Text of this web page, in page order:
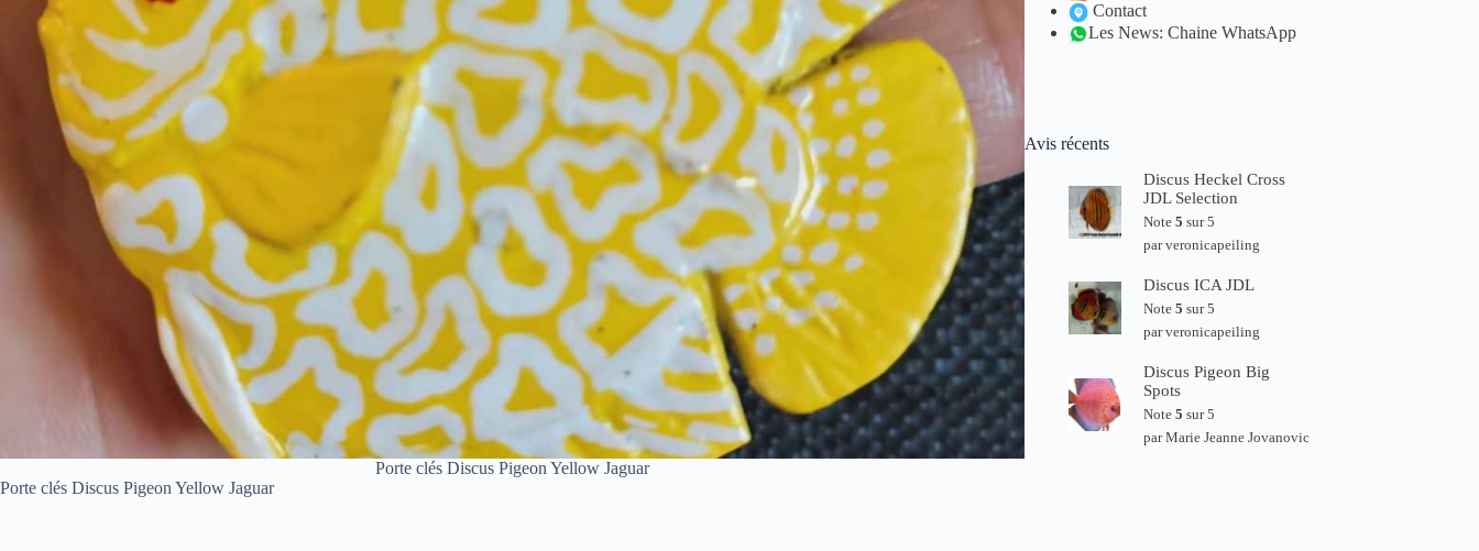
Porte clés Discus Pigeon Yellow Jaguar
Porte clés Discus Pigeon Yellow Jaguar
Contact
Les News: Chaine WhatsApp
Avis récents
Discus Heckel Cross
JDL Selection
Note5 sur 5
par veronicapeiling
Discus ICA JDL
Note5 sur 5
par veronicapeiling
Discus Pigeon Big
Spots
Note5 sur 5
par Marie Jeanne Jovanovic